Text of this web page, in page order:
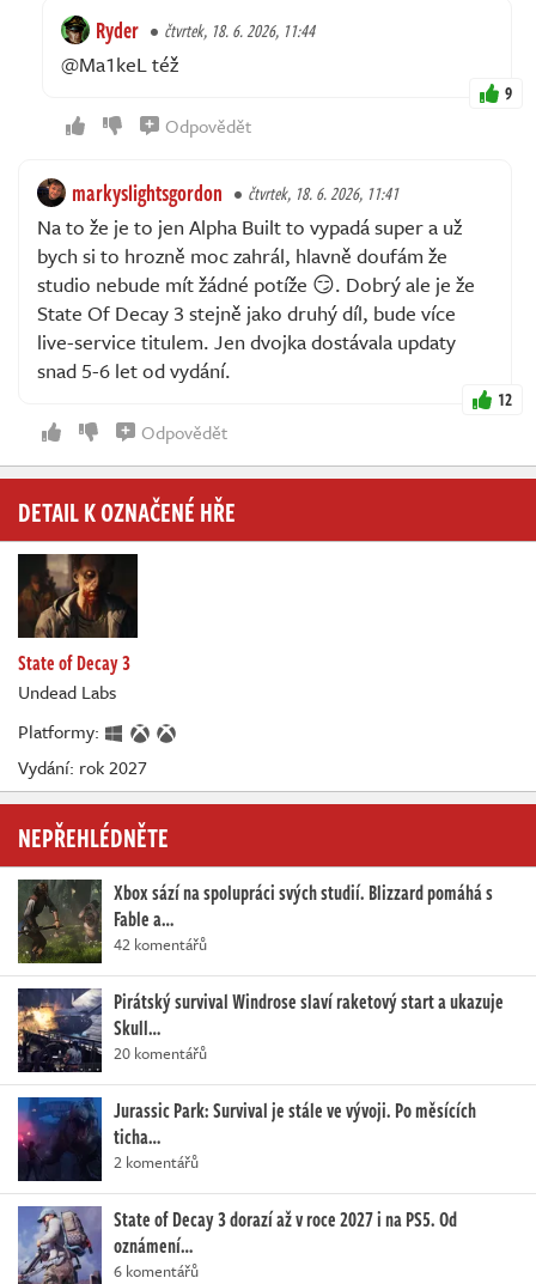
Ryder čtvrtek, 18. 6. 2026, 11:44
@Ma1keL též
9
Odpovědět
markyslightsgordon čtvrtek, 18. 6. 2026, 11:41
Na to že je to jen Alpha Built to vypadá super a už
bych si to hrozně moc zahrál, hlavně doufám že
studio nebude mít žádné potíže 😏. Dobrý ale je že
State Of Decay 3 stejně jako druhý díl, bude více
live-service titulem. Jen dvojka dostávala updaty
snad 5-6 let od vydání.
12
Odpovědět
DETAIL K OZNAČENÉ HŘE
State of Decay 3
Undead Labs
Platformy:
Vydání: rok 2027
NEPŘEHLÉDNĚTE
Xbox sází na spolupráci svých studií. Blizzard pomáhá s
Fable a…
42 komentářů
Pirátský survival Windrose slaví raketový start a ukazuje
Skull…
20 komentářů
Jurassic Park: Survival je stále ve vývoji. Po měsících
ticha…
2 komentářů
State of Decay 3 dorazí až v roce 2027 i na PS5. Od
oznámení…
6 komentářů